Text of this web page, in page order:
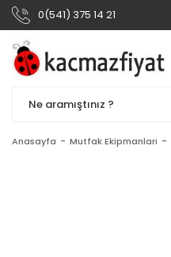
0(541) 375 14 21
Anasayfa Mutfak Ekipmanları